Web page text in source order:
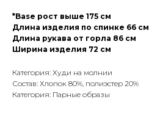
*Base рост выше 175 см
Длина изделия по спинке 66 см
Длина рукава от горла 86 см
Ширина изделия 72 см
Категория: Худи на молнии
Состав: Хлопок 80%, полиэстер 20%
Категория: Парные образы